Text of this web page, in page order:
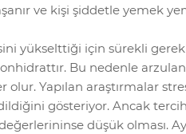
ve kişi şiddetle yemek
yükselttiği için sürekli
Bu nedenle
Yapılan araştırmalar
gösteriyor. Ancak
düşük olması.